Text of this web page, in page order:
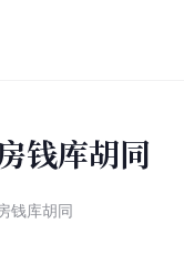
钱库胡同
钱库胡同